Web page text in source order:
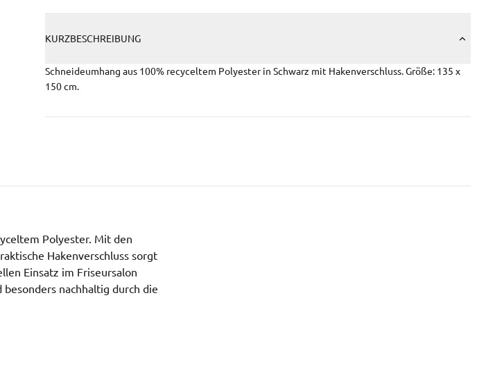
KURZBESCHREIBUNG
Schneideumhang aus 100% recyceltem Polyester in Schwarz mit Hakenverschluss. Größe: 135 x
150 cm.
Polyester. Mit den
Hakenverschluss sorgt
Einsatz im Friseursalon
nachhaltig durch die